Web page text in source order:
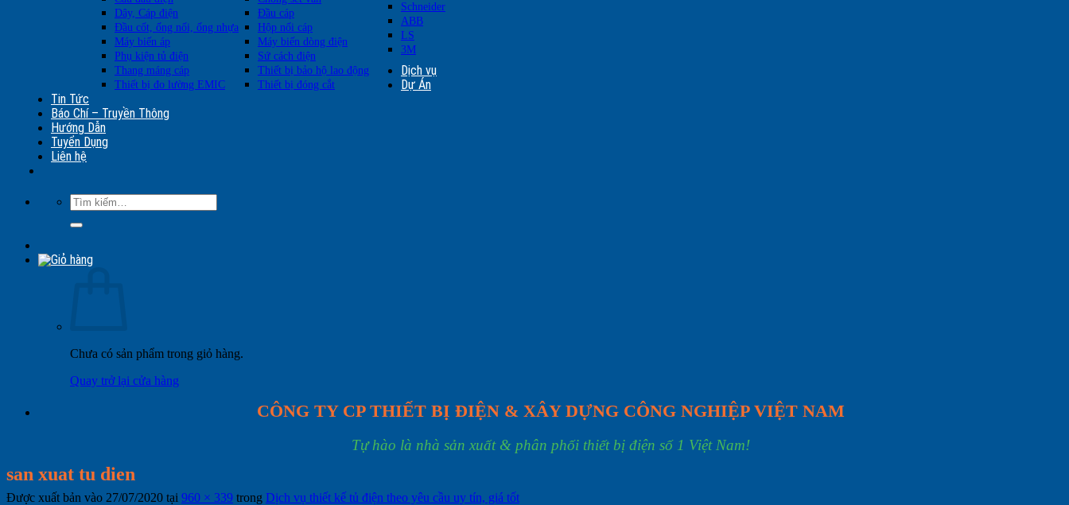
Dây, Cáp điện
Đầu cáp
Đầu cốt, ống nối, ống nhựa
Hộp nối cáp
Máy biến áp
Máy biến dòng điện
Phụ kiện tủ điện
Sứ cách điện
Thang máng cáp
Thiết bị bảo hộ lao động
Thiết bị đo lường EMIC
Thiết bị đóng cắt
Schneider
ABB
LS
3M
Dịch vụ
Dự Án
Tin Tức
Báo Chí – Truyền Thông
Hướng Dẫn
Tuyển Dụng
Liên hệ
Tìm
kiếm:
Chưa có sản phẩm trong giỏ hàng.
Quay trở lại cửa hàng
CÔNG TY CP THIẾT BỊ ĐIỆN & XÂY DỰNG CÔNG NGHIỆP VIỆT NAM
Tự hào là nhà sản xuất & phân phối thiết bị điện số 1 Việt Nam!
san xuat tu dien
Được xuất bản vào 27/07/2020 tại 960 × 339 trong Dịch vụ thiết kế tủ điện theo yêu cầu uy tín, giá tốt